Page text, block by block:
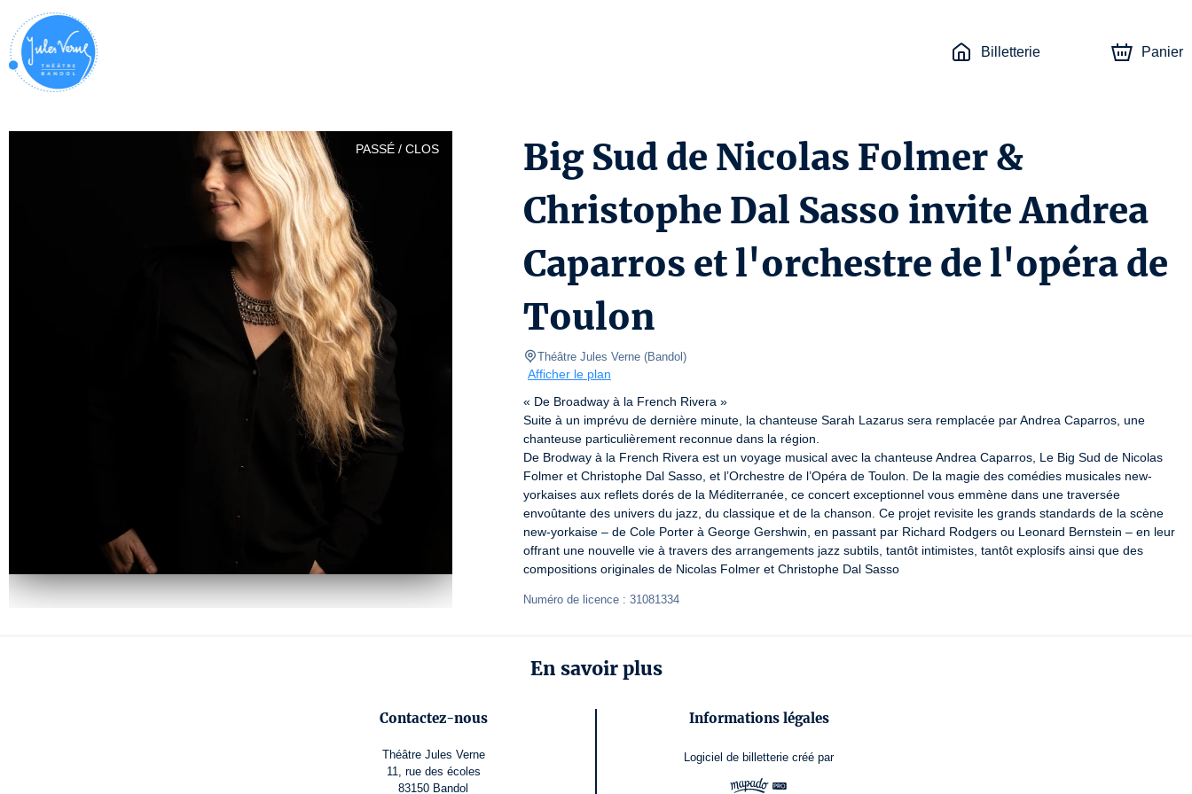
Billetterie Panier
PASSÉ / CLOS
Big Sud de Nicolas Folmer &
Christophe Dal Sasso invite Andrea
Caparros et l'orchestre de l'opéra de
Toulon
Théâtre Jules Verne (Bandol )
Afficher le plan
« De Broadway à la French Rivera »
Suite à un imprévu de dernière minute, la chanteuse Sarah Lazarus sera remplacée par Andrea Caparros, une
chanteuse particulièrement reconnue dans la région.
De Brodway à la French Rivera est un voyage musical avec la chanteuse Andrea Caparros, Le Big Sud de Nicolas
Folmer et Christophe Dal Sasso, et l’Orchestre de l’Opéra de Toulon. De la magie des comédies musicales new-
yorkaises aux reflets dorés de la Méditerranée, ce concert exceptionnel vous emmène dans une traversée
envoûtante des univers du jazz, du classique et de la chanson. Ce projet revisite les grands standards de la scène
new-yorkaise – de Cole Porter à George Gershwin, en passant par Richard Rodgers ou Leonard Bernstein – en leur
offrant une nouvelle vie à travers des arrangements jazz subtils, tantôt intimistes, tantôt explosifs ainsi que des
compositions originales de Nicolas Folmer et Christophe Dal Sasso
Numéro de licence : 31081334
En savoir plus
Contactez-nous
Théâtre Jules Verne
11, rue des écoles
83150 Bandol
Informations légales
Logiciel de billetterie créé par